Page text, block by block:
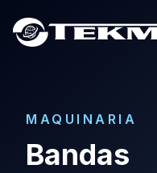
MAQUINARIA
Bandas